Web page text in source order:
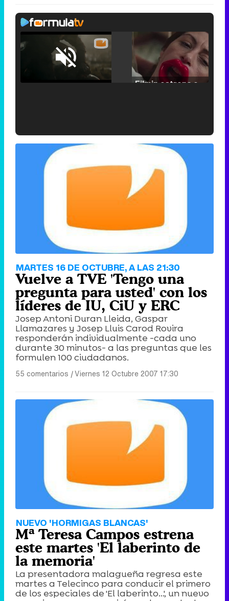
Unmute /
'120 Minutos' celebra sus 2.000 programas en Telemadrid con un vídeo del día a día en la redacción
MARTES 16 DE OCTUBRE, A LAS 21:30
Vuelve a TVE 'Tengo una
pregunta para usted' con los
líderes de IU, CiU y ERC
Josep Antoni Duran Lleida, Gaspar
Llamazares y Josep Lluis Carod Rovira
responderán individualmente -cada uno
durante 30 minutos- a las preguntas que les
formulen 100 ciudadanos.
55 comentarios |Viernes 12 Octubre 2007 17:30
NUEVO 'HORMIGAS BLANCAS'
Mª Teresa Campos estrena
este martes 'El laberinto de
la memoria'
La presentadora malagueña regresa este
martes a Telecinco para conducir el primero
de los especiales de 'El laberinto...', un nuevo